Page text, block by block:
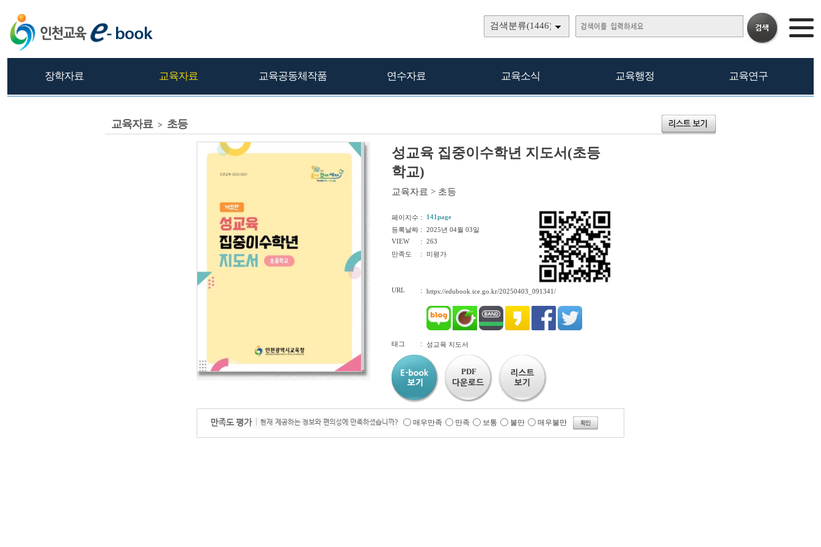
검색분류(1446)
장학자료 교육자료 교육공동체작품 연수자료 교육소식 교육행정 교육연구
교육자료 > 초등
성교육 집중이수학년 지도서(초등
학교)
교육자료 > 초등
페이지수 :
141page
등록날짜 : 2025년 04월 03일
VIEW
: 263
만족도
: 미평가
URL : https://edubook.ice.go.kr/20250403_091341/
태그 : 성교육 지도서
PDF
매우만족 만족 보통 불만 매우불만